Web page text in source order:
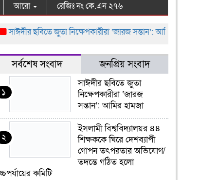
আরো রেজিঃ নং কে.এন ২৭৬
সাঈদীর ছবিতে জুতা নিক্ষেপকারীরা ‘জারজ সন্তান’: আমির হামজা
সর্বশেষ সংবাদ জনপ্রিয় সংবাদ
১
সাঈদীর ছবিতে জুতা
নিক্ষেপকারীরা ‘জারজ
সন্তান’: আমির হামজা
২
ইসলামী বিশ্ববিদ্যালয়র ৪৪
শিক্ষককে ঘিরে দেশব্যাপী
গোপন তৎপরতার অভিযোগ/
তদন্তে গঠিত হলো
কমিটি